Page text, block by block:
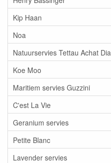
Kip Haan
Noa
Natuurservies Tettau Achat
Koe Moo
Maritiem servies Guzzini
C'est La Vie
Geranium servies
Petite Blanc
Lavender servies